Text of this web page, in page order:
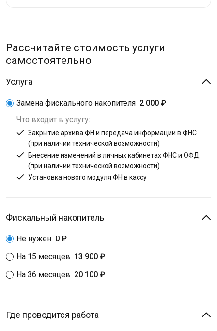
Рассчитайте стоимость услуги
самостоятельно
Услуга
Замена фискального накопителя 2 000 ₽
Что входит в услугу:
Закрытие архива ФН и передача информации в ФНС
(при наличии технической возможности)
Внесение изменений в личных кабинетах ФНС и ОФД
(при наличии технической возможности)
Установка нового модуля ФН в кассу
Фискальный накопитель
Не нужен 0 ₽
На 15 месяцев 13 900 ₽
На 36 месяцев 20 100 ₽
Где проводится работа